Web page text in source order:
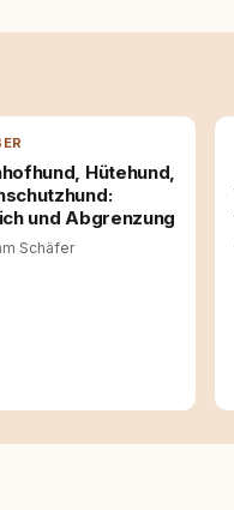
richtet sich dabei immer
Leser wirklich hilfreich
entstehen dort, wo
Mit meinen Texten
Hütehund,
und Abgrenzung
Schäfer